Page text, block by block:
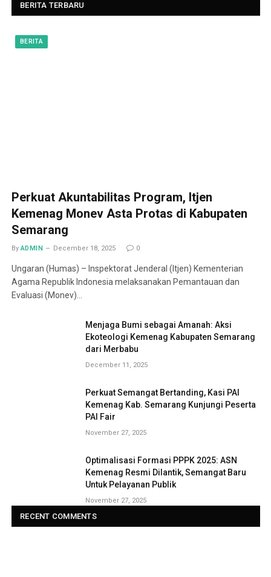
BERITA TERBARU
BERITA
Perkuat Akuntabilitas Program, Itjen
Kemenag Monev Asta Protas di Kabupaten
Semarang
By ADMIN December 18, 2025 0
Ungaran (Humas) – Inspektorat Jenderal (Itjen) Kementerian
Agama Republik Indonesia melaksanakan Pemantauan dan
Evaluasi (Monev)…
Menjaga Bumi sebagai Amanah: Aksi
Ekoteologi Kemenag Kabupaten Semarang
dari Merbabu
December 11, 2025
Perkuat Semangat Bertanding, Kasi PAI
Kemenag Kab. Semarang Kunjungi Peserta
PAI Fair
November 27, 2025
Optimalisasi Formasi PPPK 2025: ASN
Kemenag Resmi Dilantik, Semangat Baru
Untuk Pelayanan Publik
November 27, 2025
RECENT COMMENTS